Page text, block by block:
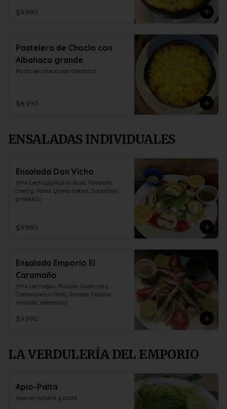
$9.990
Pastelera de Choclo con
Albahaca grande
Pasta de choclo con albahaca
$8.990
ENSALADAS INDIVIDUALES
Ensalada Don Vicho
(Mix Lechuga,Huevo duro, Tomatito
cherry, Palta, Queso cabra, Zapallitos
grillados)
$9.990
Ensalada Emporio El
Caramaño
(Mix Lechugas, Rúcula, Aceitunas,
Camarones o Pollo, Tomate, Cebolla
morada, aderezos)
$9.990
LA VERDULERÍA DEL EMPORIO
Apio-Palta
Apio en juliana y palta